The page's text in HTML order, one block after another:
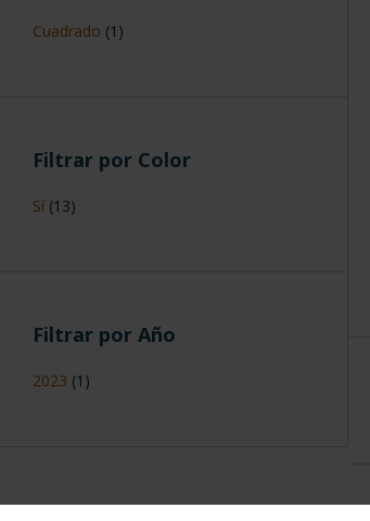
Cuadrado (1)
Filtrar por Color
Sí (13)
Filtrar por Año
2023 (1)